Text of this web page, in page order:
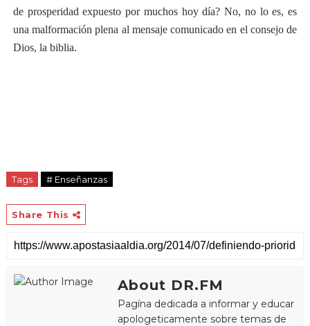
de prosperidad expuesto por muchos hoy día? No, no lo es, es
una malformación plena al mensaje comunicado en el consejo de
Dios, la biblia.
Tags # Enseñanzas
Share This
About DR.FM
Pagína dedicada a informar y educar
apologeticamente sobre temas de